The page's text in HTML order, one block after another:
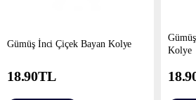
Gümüş İnci Çiçek Bayan Kolye
18.90TL
Kolye